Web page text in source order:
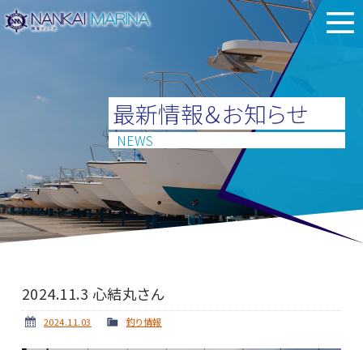
最新情報＆お知らせ
NEWS
2024.11.3 心結丸さん
2024.11.03 釣り情報